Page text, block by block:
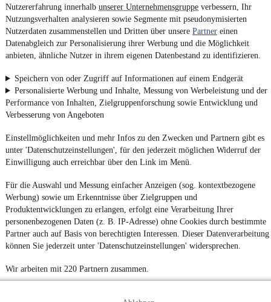
Nutzererfahrung innerhalb unserer Unternehmensgruppe verbessern, Ihr
Nutzungsverhalten analysieren sowie Segmente mit pseudonymisierten
Nutzerdaten zusammenstellen und Dritten über unsere Partner einen
Datenabgleich zur Personalisierung ihrer Werbung und die Möglichkeit
anbieten, ähnliche Nutzer in ihrem eigenen Datenbestand zu identifizieren.
Speichern von oder Zugriff auf Informationen auf einem Endgerät
Personalisierte Werbung und Inhalte, Messung von Werbeleistung und der
Performance von Inhalten, Zielgruppenforschung sowie Entwicklung und
Verbesserung von Angeboten
Einstellmöglichkeiten und mehr Infos zu den Zwecken und Partnern gibt es
unter 'Datenschutzeinstellungen', für den jederzeit möglichen Widerruf der
Einwilligung auch erreichbar über den Link im Menü.
Für die Auswahl und Messung einfacher Anzeigen (sog. kontextbezogene
Werbung) sowie um Erkenntnisse über Zielgruppen und
Produktentwicklungen zu erlangen, erfolgt eine Verarbeitung Ihrer
personenbezogenen Daten (z. B. IP-Adresse) ohne Cookies durch bestimmte
Partner auch auf Basis von berechtigten Interessen. Dieser Datenverarbeitung
können Sie jederzeit unter 'Datenschutzeinstellungen' widersprechen.
Wir arbeiten mit 220 Partnern zusammen.